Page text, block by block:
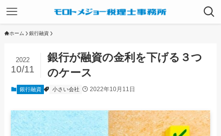
ホーム 銀行融資
銀行が融資の金利を下げる３つ
のケース
2022
10/11
銀行融資 小さい会社 2022年10月11日